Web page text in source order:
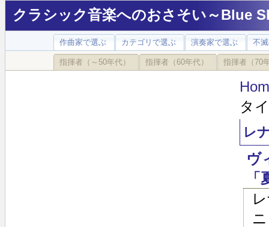
クラシック音楽へのおさそい～Blue
作曲家で選ぶ カテゴリで選ぶ 演奏家で選ぶ 不
指揮者（～50年代） 指揮者（60年代） 指揮者（70
タ
レ
ヴ
「